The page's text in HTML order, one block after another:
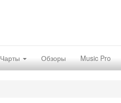
Чарты Обзоры Music Pro